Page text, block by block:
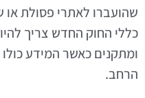
שהועברו לאתרי פסולת
ומתקנים כאשר המידע
הרחב.